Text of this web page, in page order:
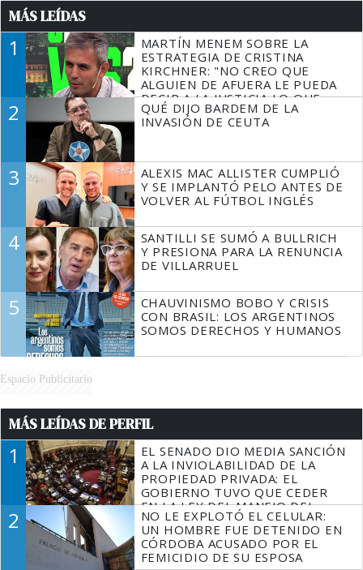
MÁS LEÍDAS
1
MARTÍN MENEM SOBRE LA
ESTRATEGIA DE CRISTINA
KIRCHNER: "NO CREO QUE
ALGUIEN DE AFUERA LE PUEDA
DECIR A LA JUSTICIA LO QUE
TIENE QUE HACER"
2
QUÉ DIJO BARDEM DE LA
INVASIÓN DE CEUTA
3
ALEXIS MAC ALLISTER CUMPLIÓ
Y SE IMPLANTÓ PELO ANTES DE
VOLVER AL FÚTBOL INGLÉS
4
SANTILLI SE SUMÓ A BULLRICH
Y PRESIONA PARA LA RENUNCIA
DE VILLARRUEL
5
CHAUVINISMO BOBO Y CRISIS
CON BRASIL: LOS ARGENTINOS
SOMOS DERECHOS Y HUMANOS
Espacio Publicitario
MÁS LEÍDAS DE PERFIL
1
EL SENADO DIO MEDIA SANCIÓN
A LA INVIOLABILIDAD DE LA
PROPIEDAD PRIVADA: EL
GOBIERNO TUVO QUE CEDER
EN LA LEY DEL MANEJO DEL
FUEGO
2
NO LE EXPLOTÓ EL CELULAR:
UN HOMBRE FUE DETENIDO EN
CÓRDOBA ACUSADO POR EL
FEMICIDIO DE SU ESPOSA